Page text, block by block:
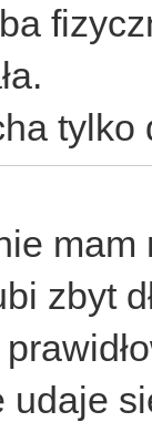
tylko
zbyt
udaje